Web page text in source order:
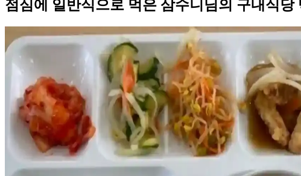
점심에 일반식으로 먹은 삼수니님의 구내식당